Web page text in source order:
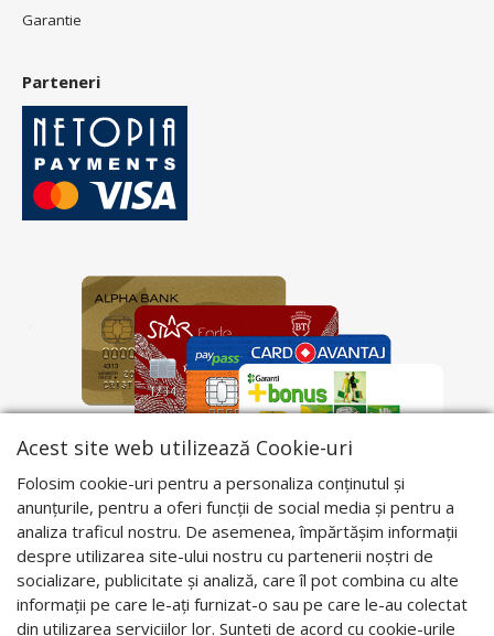
Garantie
Parteneri
Acest site web utilizează Cookie-uri
Folosim cookie-uri pentru a personaliza conținutul și
anunțurile, pentru a oferi funcții de social media și pentru a
analiza traficul nostru. De asemenea, împărtășim informații
despre utilizarea site-ului nostru cu partenerii noștri de
socializare, publicitate și analiză, care îl pot combina cu alte
informații pe care le-ați furnizat-o sau pe care le-au colectat
din utilizarea serviciilor lor. Sunteți de acord cu cookie-urile